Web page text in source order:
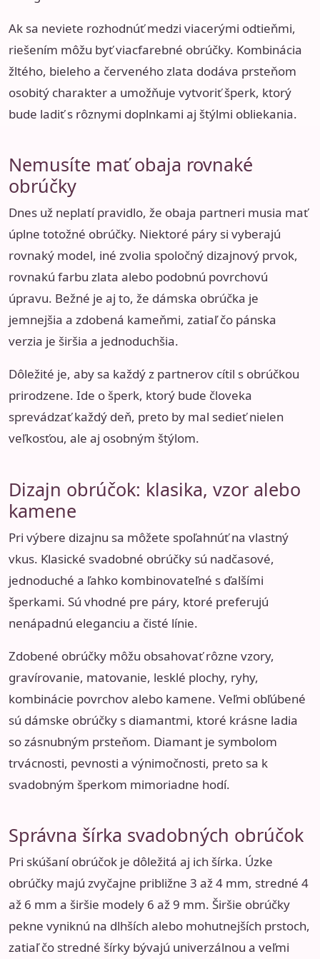
Ak sa neviete rozhodnúť medzi viacerými odtieňmi,
riešením môžu byť viacfarebné obrúčky. Kombinácia
žltého, bieleho a červeného zlata dodáva prsteňom
osobitý charakter a umožňuje vytvoriť šperk, ktorý
bude ladiť s rôznymi doplnkami aj štýlmi obliekania.
Nemusíte mať obaja rovnaké
obrúčky
Dnes už neplatí pravidlo, že obaja partneri musia mať
úplne totožné obrúčky. Niektoré páry si vyberajú
rovnaký model, iné zvolia spoločný dizajnový prvok,
rovnakú farbu zlata alebo podobnú povrchovú
úpravu. Bežné je aj to, že dámska obrúčka je
jemnejšia a zdobená kameňmi, zatiaľ čo pánska
verzia je širšia a jednoduchšia.
Dôležité je, aby sa každý z partnerov cítil s obrúčkou
prirodzene. Ide o šperk, ktorý bude človeka
sprevádzať každý deň, preto by mal sedieť nielen
veľkosťou, ale aj osobným štýlom.
Dizajn obrúčok: klasika, vzor alebo
kamene
Pri výbere dizajnu sa môžete spoľahnúť na vlastný
vkus. Klasické svadobné obrúčky sú nadčasové,
jednoduché a ľahko kombinovateľné s ďalšími
šperkami. Sú vhodné pre páry, ktoré preferujú
nenápadnú eleganciu a čisté línie.
Zdobené obrúčky môžu obsahovať rôzne vzory,
gravírovanie, matovanie, lesklé plochy, ryhy,
kombinácie povrchov alebo kamene. Veľmi obľúbené
sú dámske obrúčky s diamantmi, ktoré krásne ladia
so zásnubným prsteňom. Diamant je symbolom
trvácnosti, pevnosti a výnimočnosti, preto sa k
svadobným šperkom mimoriadne hodí.
Správna šírka svadobných obrúčok
Pri skúšaní obrúčok je dôležitá aj ich šírka. Úzke
obrúčky majú zvyčajne približne 3 až 4 mm, stredné 4
až 6 mm a širšie modely 6 až 9 mm. Širšie obrúčky
pekne vyniknú na dlhších alebo mohutnejších prstoch,
zatiaľ čo stredné šírky bývajú univerzálnou a veľmi